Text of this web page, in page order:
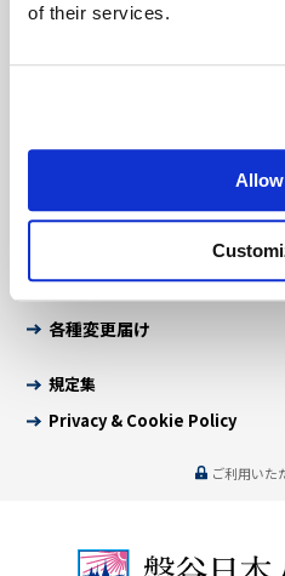
of their services.
入会案内・申込書
会員ログイン
会員ID・パスワードを忘れた方
各種変更届け
規定集
Privacy & Cookie Policy
ご利用いた